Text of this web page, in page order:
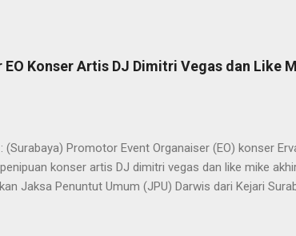
Konser Artis DJ Dimitri Vegas dan Like
: (Surabaya) Promotor Event Organaiser (EO) konser
konser artis DJ dimitri vegas dan like mike
Jaksa Penuntut Umum (JPU) Darwis dari Kejari
hakim Sigit menerangkan, majelis hakim